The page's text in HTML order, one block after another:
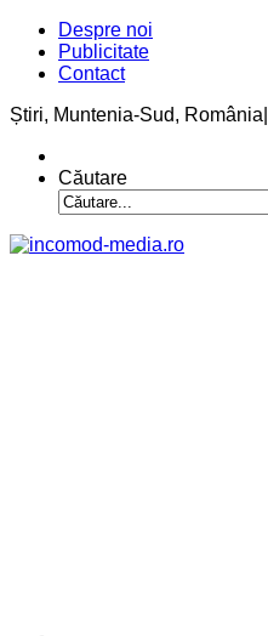
Despre noi
Publicitate
Contact
Știri, Muntenia-Sud, România
Căutare